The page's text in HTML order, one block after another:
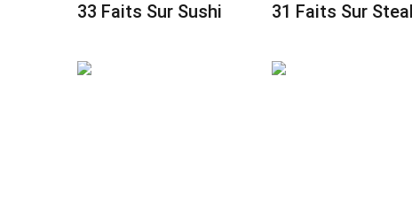
33 Faits Sur Sushi 31 Faits Sur